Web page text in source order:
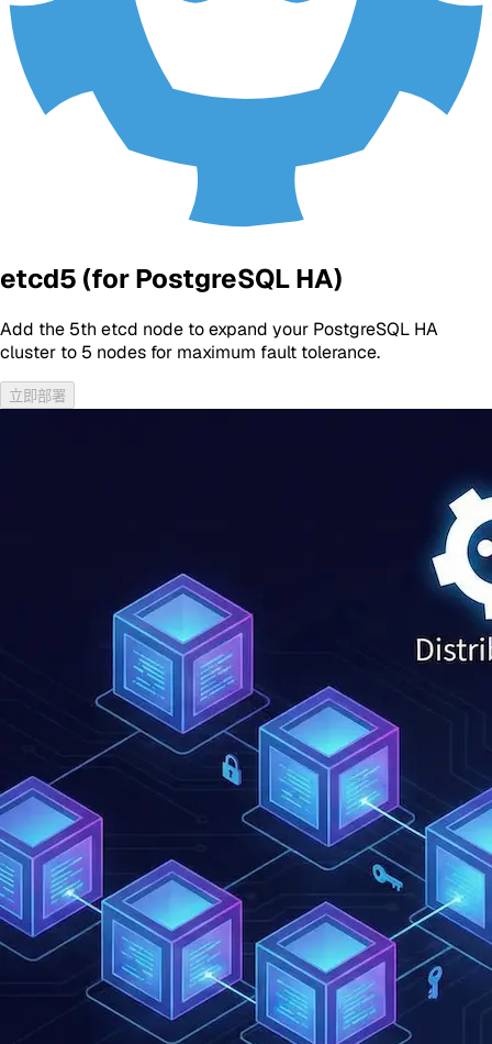
etcd5 (for PostgreSQL HA)
Add the 5th etcd node to expand your PostgreSQL HA
cluster to 5 nodes for maximum fault tolerance.
立即部署